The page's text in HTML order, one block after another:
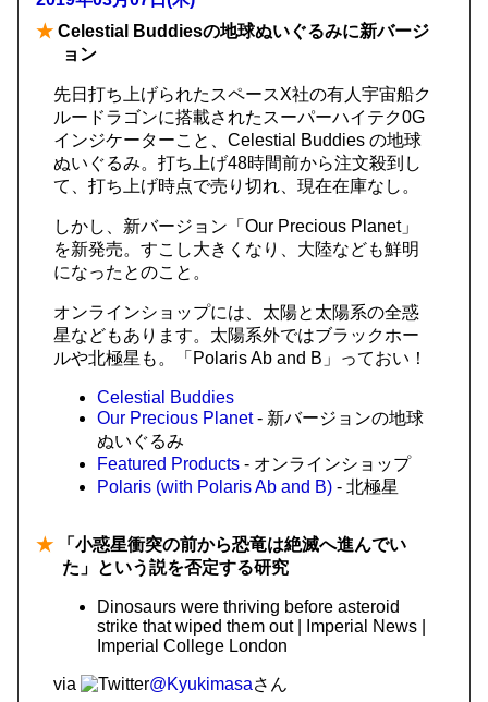
★ Celestial Buddiesの地球ぬいぐるみに新バージ
ョン
先日打ち上げられたスペースX社の有人宇宙船ク
ルードラゴンに搭載されたスーパーハイテク0G
インジケーターこと、Celestial Buddies の地球
ぬいぐるみ。打ち上げ48時間前から注文殺到し
て、打ち上げ時点で売り切れ、現在在庫なし。
しかし、新バージョン「Our Precious Planet」
を新発売。すこし大きくなり、大陸なども鮮明
になったとのこと。
オンラインショップには、太陽と太陽系の全惑
星などもあります。太陽系外ではブラックホー
ルや北極星も。「Polaris Ab and B」っておい！
Celestial Buddies
Our Precious Planet- 新バージョンの地球
ぬいぐるみ
Featured Products - オンラインショップ
Polaris (with Polaris Ab and B) - 北極星
★ 「小惑星衝突の前から恐竜は絶滅へ進んでい
た」という説を否定する研究
Dinosaurs were thriving before asteroid
strike that wiped them out | Imperial News |
Imperial College London
via @Kyukimasaさん